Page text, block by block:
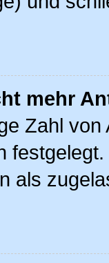
mehr
Zahl
als